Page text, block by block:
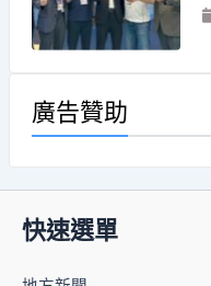
廣告贊助
快速選單